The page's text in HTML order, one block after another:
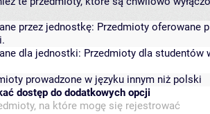
przez jednostkę: Przedmioty oferowane
dla jednostki: Przedmioty dla studentów
prowadzone w języku innym niż polski
dostęp do dodatkowych opcji
na które mogę się rejestrować